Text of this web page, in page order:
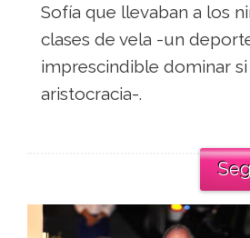
Sofía que llevaban a los
clases de vela -un
imprescindible dominar si
aristocracia-.